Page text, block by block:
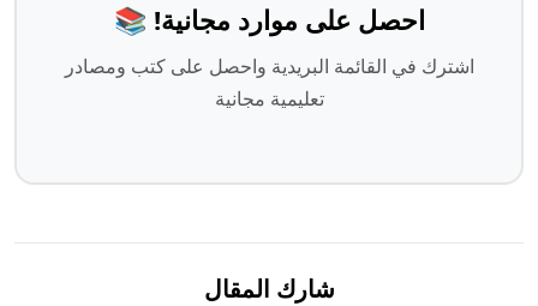
احصل على موارد مجانية! 📚
اشترك في القائمة البريدية واحصل على كتب ومصادر
تعليمية مجانية
شارك المقال